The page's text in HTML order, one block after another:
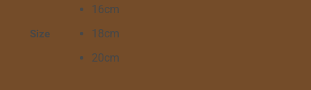
Size
16cm
18cm
20cm